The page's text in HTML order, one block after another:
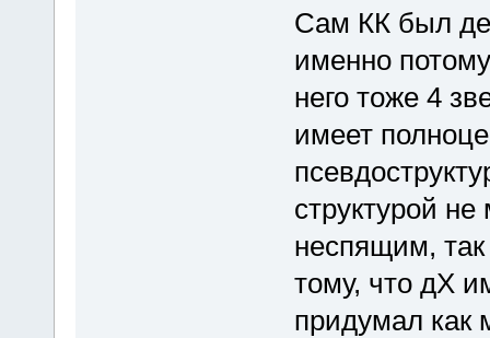
Сам КК был
именно
него тоже 4
имеет
структурой
неспящим, так
тому, что дХ
придумал как